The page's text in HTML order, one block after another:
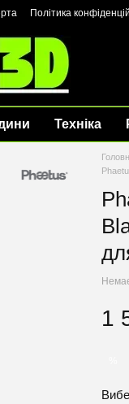
Політика
Техніка
1